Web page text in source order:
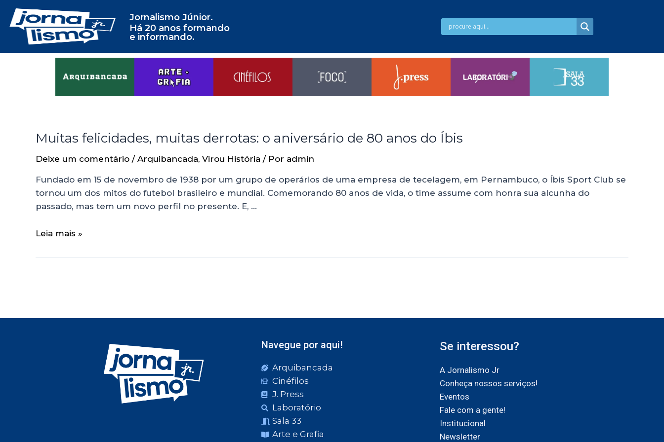
Jornalismo Júnior.
Há 20 anos formando
e informando.
Muitas felicidades, muitas derrotas: o aniversário de 80 anos do Íbis
Deixe um comentário / Arquibancada, Virou História / Por admin
Fundado em 15 de novembro de 1938 por um grupo de operários de uma empresa de tecelagem, em Pernambuco, o Íbis Sport Club se
tornou um dos mitos do futebol brasileiro e mundial. Comemorando 80 anos de vida, o time assume com honra sua alcunha do
passado, mas tem um novo perfil no presente. E, …
Leia mais »
Navegue por aqui!
Arquibancada
Cinéfilos
J. Press
Laboratório
Sala 33
Arte e Grafia
Se interessou?
A Jornalismo Jr
Conheça nossos serviços!
Eventos
Fale com a gente!
Institucional
Newsletter